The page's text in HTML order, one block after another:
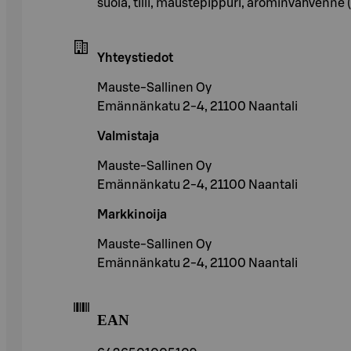
suola, tilli, maustepippuri,
Yhteystiedot
Mauste-Sallinen Oy
Emännänkatu 2-4, 21100 Naantali
Valmistaja
Mauste-Sallinen Oy
Emännänkatu 2-4, 21100 Naantali
Markkinoija
Mauste-Sallinen Oy
Emännänkatu 2-4, 21100 Naantali
EAN